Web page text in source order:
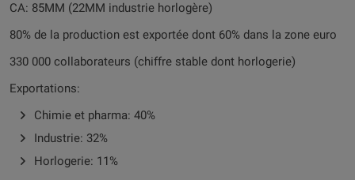
CA: 85MM (22MM industrie horlogère)
80% de la production est exportée dont 60% dans la zone euro
330 000 collaborateurs (chiffre stable dont horlogerie)
Exportations:
Chimie et pharma: 40%
Industrie: 32%
Horlogerie: 11%